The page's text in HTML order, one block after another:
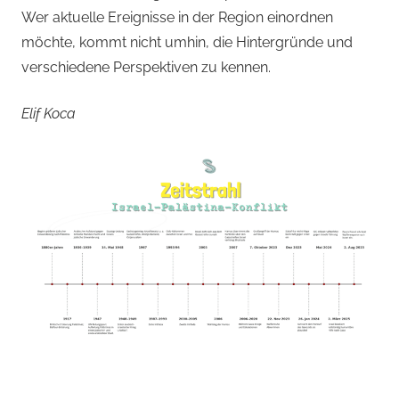
Wer aktuelle Ereignisse in der Region einordnen
möchte, kommt nicht umhin, die Hintergründe und
verschiedene Perspektiven zu kennen.
Elif Koca